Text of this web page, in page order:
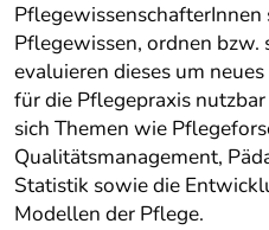
Pflegewissen, ordnen bzw.
evaluieren dieses um
für die Pflegepraxis
sich Themen wie
Qualitätsmanagement,
Statistik sowie die
Modellen der Pflege.